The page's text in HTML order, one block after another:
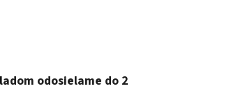
odosielame do 2